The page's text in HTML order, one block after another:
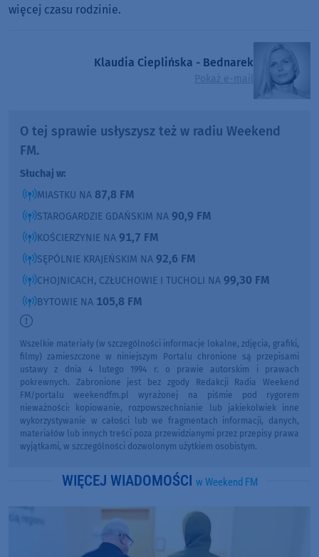
więcej czasu rodzinie.
Klaudia Cieplińska - Bednarek
Pokaż e-mail
O tej sprawie usłyszysz też w radiu Weekend
FM.
Słuchaj w:
MIASTKU NA 87,8 FM
STAROGARDZIE GDAŃSKIM NA 90,9 FM
KOŚCIERZYNIE NA 91,7 FM
SĘPÓLNIE KRAJEŃSKIM NA 92,6 FM
CHOJNICACH, CZŁUCHOWIE I TUCHOLI NA 99,30 FM
BYTOWIE NA 105,8 FM
Wszelkie materiały (w szczególności informacje lokalne, zdjęcia, grafiki,
filmy) zamieszczone w niniejszym Portalu chronione są przepisami
ustawy z dnia 4 lutego 1994 r. o prawie autorskim i prawach
pokrewnych. Zabronione jest bez zgody Redakcji Radia Weekend
FM/portalu weekendfm.pl wyrażonej na piśmie pod rygorem
nieważności: kopiowanie, rozpowszechnianie lub jakiekolwiek inne
wykorzystywanie w całości lub we fragmentach informacji, danych,
materiałów lub innych treści poza przewidzianymi przez przepisy prawa
wyjątkami, w szczególności dozwolonym użytkiem osobistym.
WIĘCEJ WIADOMOŚCI w Weekend FM